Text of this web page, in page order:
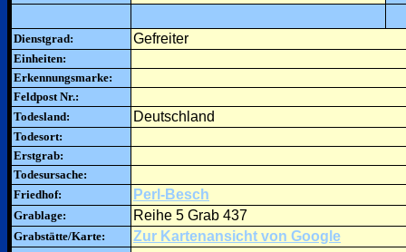
Dienstgrad: Gefreiter
Einheiten:
Erkennungsmarke:
Feldpost Nr.:
Todesland:
Deutschland
Todesort:
Erstgrab:
Todesursache:
Friedhof:
Perl-Besch
Grablage: Reihe 5 Grab 437
Grabstätte/Karte: Zur Kartenansicht von Google